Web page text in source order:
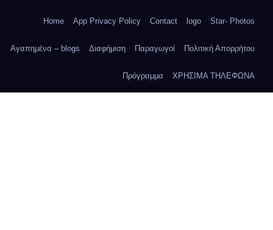
Home App Privacy Policy Contact logo Star- Photos
Αγαπημένα – blogs Διαφήμιση Παραγωγοί Πολιτική Απορρήτου
Πρόγραμμα ΧΡΗΣΙΜΑ ΤΗΛΕΦΩΝΑ